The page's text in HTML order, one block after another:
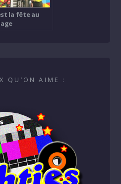
la fête au
QU’ON AIME :